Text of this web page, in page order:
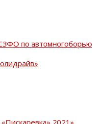
по автомногоборью
2021»